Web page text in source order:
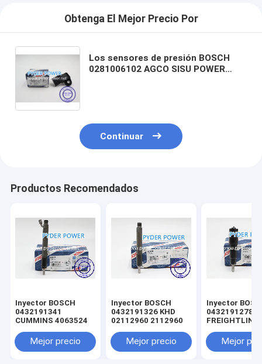
Obtenga El Mejor Precio Por
Los sensores de presión BOSCH
0281006102 AGCO SISU POWER
CHRYSLER 55219 299 El Consejo de
Seguridad de la Unión Europea ha
adoptado una resolución sobre el
Continuar
Productos Recomendados
Inyector BOSCH
0432191341
CUMMINS 4063524
Mejor precio
Inyector BOSCH
0432191326 KHD
02112960 2112960
Mejor precio
Inyector
0432191278
MINSK
MERCEDES-
Mejor